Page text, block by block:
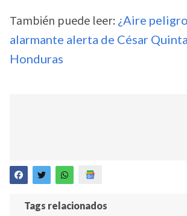
También puede leer: ¿Aire
alarmante alerta de César
Honduras
Tags relacionados